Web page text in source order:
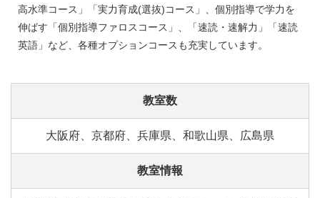
高水準コース」「実力育成(選抜)コース」、個別指導で学力を
伸ばす「個別指導ファロスコース」、「速読・速解力」「速読
英語」など、各種オプションコースも充実しています。
教室数
大阪府、京都府、兵庫県、和歌山県、広島県
教室情報